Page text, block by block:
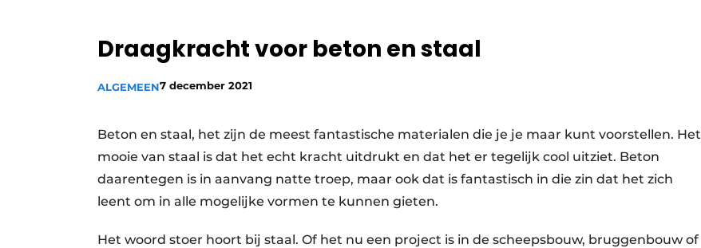
Podcasts
Video’s
Draagkracht voor beton en staal
ALGEMEEN7 december 2021
Beton en staal, het zijn de meest fantastische materialen die je je maar kunt voorstellen. Het
mooie van staal is dat het echt kracht uitdrukt en dat het er tegelijk cool uitziet. Beton
daarentegen is in aanvang natte troep, maar ook dat is fantastisch in die zin dat het zich
leent om in alle mogelijke vormen te kunnen gieten.
Het woord stoer hoort bij staal. Of het nu een project is in de scheepsbouw, bruggenbouw of